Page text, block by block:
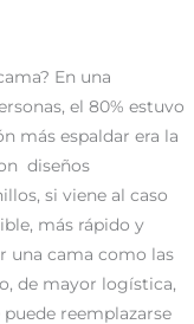
En una
el 80% estuvo
más espaldar era la
diseños
si viene al caso
más rápido y
una cama como las
de mayor logística,
reemplazarse